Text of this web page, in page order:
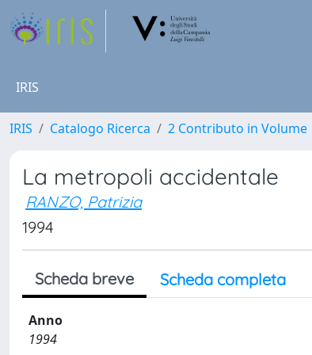
IRIS
IRIS Catalogo Ricerca 2 Contributo in Volume
La metropoli accidentale
RANZO, Patrizia
1994
Scheda breve Scheda completa
Anno
1994